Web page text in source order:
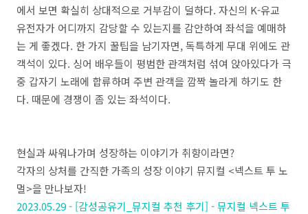
에서 보면 확실히 상대적으로 거부감이 덜하다. 자신의 K-유교
유전자가 어디까지 감당할 수 있는지를 감안하여 좌석을 예매하
는 게 좋겠다. 한 가지 꿀팁을 남기자면, 독특하게 무대 위에도 관
객석이 있다. 싱어 배우들이 평범한 관객처럼 섞여 앉아있다가 극
중 갑자기 노래에 합류하며 주변 관객을 깜짝 놀라게 하기도 한
다. 때문에 경쟁이 좀 있는 좌석이다.
현실과 싸워나가며 성장하는 이야기가 취향이라면?
각자의 상처를 간직한 가족의 성장 이야기 뮤지컬 <넥스트 투 노
멀>을 만나보자!
2023.05.29 - [감성공유기_뮤지컬 추천 후기] - 뮤지컬 넥스트 투